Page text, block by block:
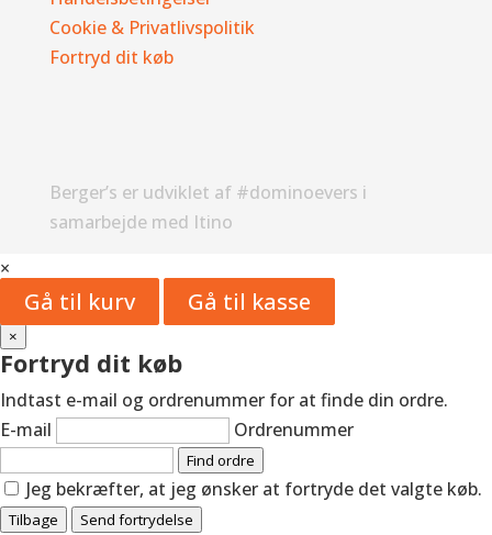
Cookie & Privatlivspolitik
Fortryd dit køb
Berger’s er udviklet af #dominoevers i
samarbejde med Itino
×
Gå til kurv Gå til kasse
×
Fortryd dit køb
Indtast e-mail og ordrenummer for at finde din ordre.
E-mail
Ordrenummer
Find ordre
Jeg bekræfter, at jeg ønsker at fortryde det valgte køb.
Tilbage Send fortrydelse